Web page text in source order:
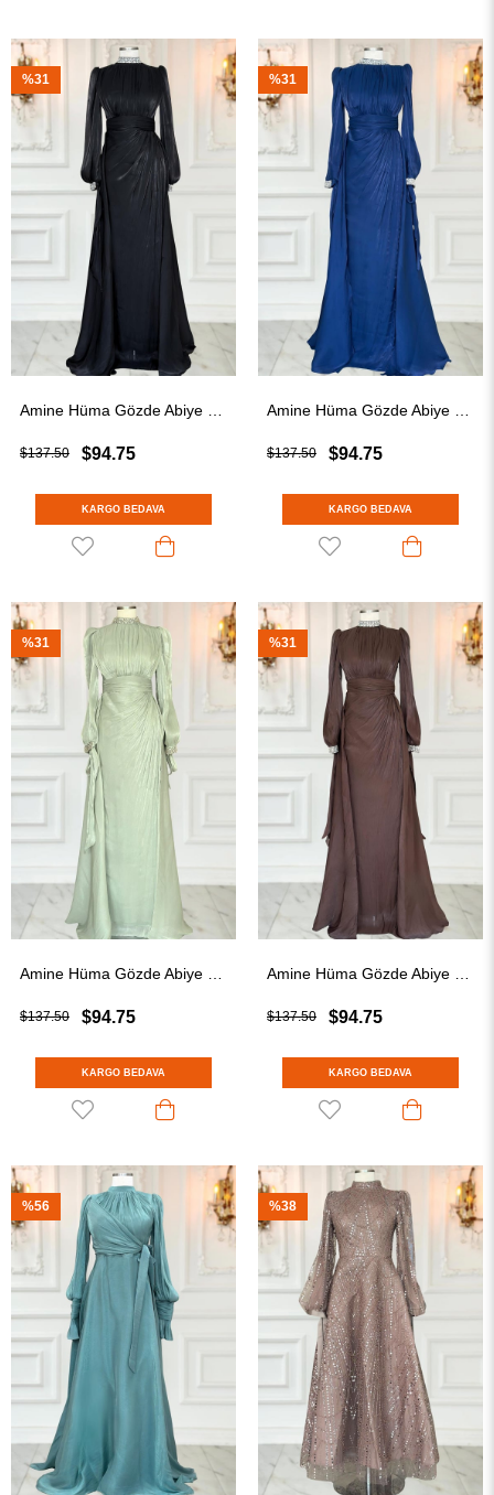
$94.75
$137.50
KARGO BEDAVA
%31
$94.75
$137.50
KARGO BEDAVA
%31
$94.75
$137.50
KARGO BEDAVA
%31
$94.75
$137.50
KARGO BEDAVA
%31
%56 %38